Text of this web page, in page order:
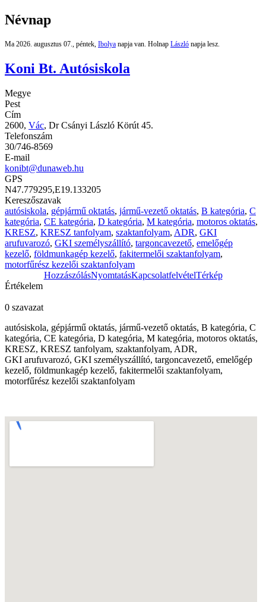
Névnap
Ma 2026. augusztus 07., péntek, Ibolya napja van. Holnap László napja lesz.
Koni Bt. Autósiskola
Megye
Pest
Cím
2600, Vác, Dr Csányi László Körút 45.
Telefonszám
30/746-8569
E-mail
konibt@dunaweb.hu
GPS
N47.779295,E19.133205
Kereszőszavak
autósiskola, gépjármű oktatás, jármű-vezető oktatás, B kategória, C
kategória, CE kategória, D kategória, M kategória, motoros oktatás,
KRESZ, KRESZ tanfolyam, szaktanfolyam, ADR, GKI
arufuvarozó, GKI személyszállító, targoncavezető, emelőgép
kezelő, földmunkagép kezelő, fakitermelői szaktanfolyam,
motorfűrész kezelői szaktanfolyam
HozzászólásNyomtatásKapcsolatfelvételTérkép
Értékelem
0 szavazat
autósiskola, gépjármű oktatás, jármű-vezető oktatás, B kategória, C
kategória, CE kategória, D kategória, M kategória, motoros oktatás,
KRESZ, KRESZ tanfolyam, szaktanfolyam, ADR,
GKI arufuvarozó, GKI személyszállító, targoncavezető, emelőgép
kezelő, földmunkagép kezelő, fakitermelői szaktanfolyam,
motorfűrész kezelői szaktanfolyam